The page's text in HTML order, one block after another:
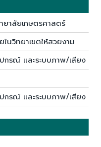
าลัยเกษตรศาสตร์
นวิทยาเขตให้สวยงาม
รณ์ และระบบภาพ/เสียง
รณ์ และระบบภาพ/เสียง